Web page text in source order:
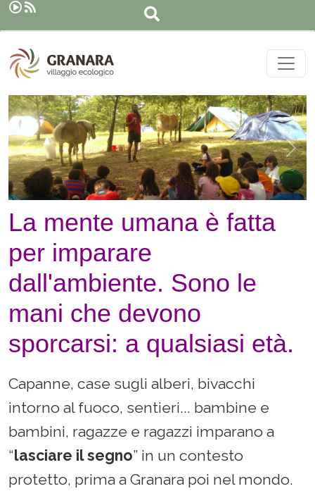
Salta al contenuto principale
Precedente
La mente umana è fatta
per imparare
dall'ambiente. Sono le
mani che devono
sporcarsi: a qualsiasi età.
Capanne, case sugli alberi, bivacchi
intorno al fuoco, sentieri... bambine e
bambini, ragazze e ragazzi imparano a
“lasciare il segno” in un contesto
protetto, prima a Granara poi nel mondo.